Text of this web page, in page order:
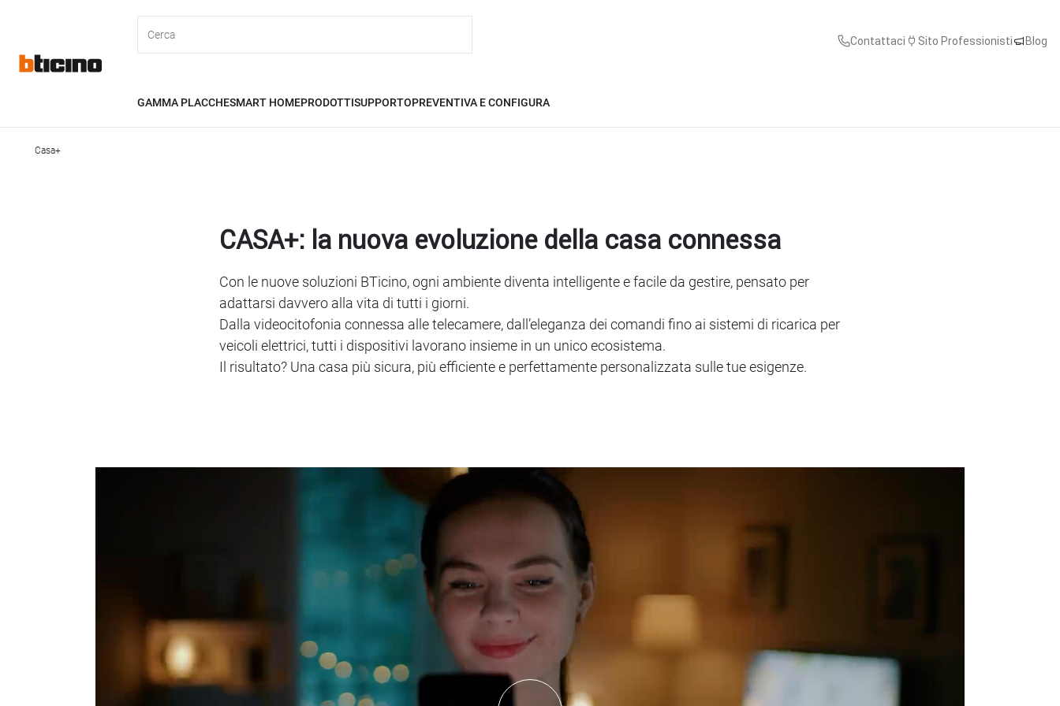
content
Primary
Contattaci Sito Professionisti Blog
GAMMA PLACCHESMART HOMEPRODOTTISUPPORTOPREVENTIVA E CONFIGURA
Casa+
CASA+: la nuova evoluzione della casa connessa
Con le nuove soluzioni BTicino, ogni ambiente diventa intelligente e facile da gestire, pensato per
adattarsi davvero alla vita di tutti i giorni.
Dalla videocitofonia connessa alle telecamere, dall’eleganza dei comandi fino ai sistemi di ricarica per
veicoli elettrici, tutti i dispositivi lavorano insieme in un unico ecosistema.
Il risultato? Una casa più sicura, più efficiente e perfettamente personalizzata sulle tue esigenze.